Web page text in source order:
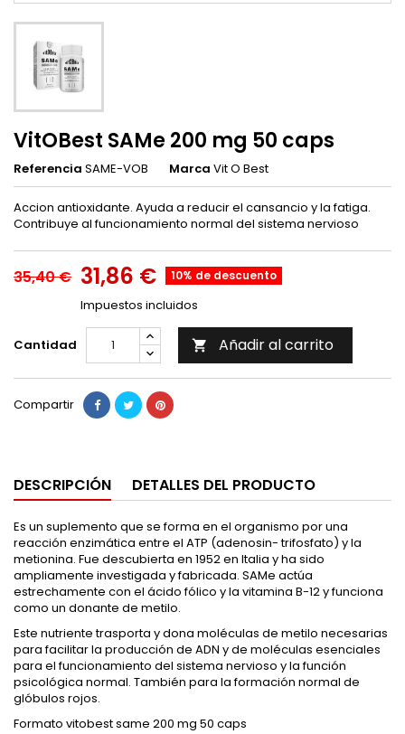
VitOBest SAMe 200 mg 50 caps
Referencia SAME-VOB Marca Vit O Best
Accion antioxidante. Ayuda a reducir el cansancio y la fatiga.
Contribuye al funcionamiento normal del sistema nervioso
35,40 € 31,86 € 10% de descuento
Impuestos incluidos
Cantidad  Añadir al carrito
Compartir
DESCRIPCIÓN DETALLES DEL PRODUCTO
Es un suplemento que se forma en el organismo por una
reacción enzimática entre el ATP (adenosin- trifosfato) y la
metionina. Fue descubierta en 1952 en Italia y ha sido
ampliamente investigada y fabricada. SAMe actúa
estrechamente con el ácido fólico y la vitamina B-12 y funciona
como un donante de metilo.
Este nutriente trasporta y dona moléculas de metilo necesarias
para facilitar la producción de ADN y de moléculas esenciales
para el funcionamiento del sistema nervioso y la función
psicológica normal. También para la formación normal de
glóbulos rojos.
Formato vitobest same 200 mg 50 caps